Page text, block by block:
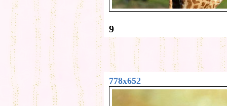
9
778x652